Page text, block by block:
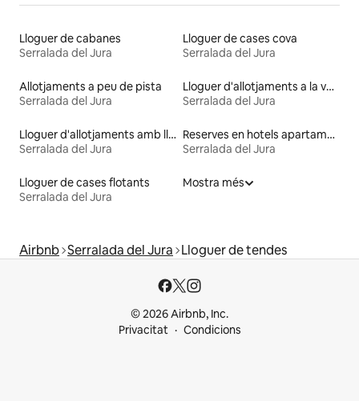
Lloguer de cabanes
Serralada del Jura
Lloguer de cases cova
Serralada del Jura
Allotjaments a peu de pista
Serralada del Jura
Lloguer d'allotjaments a la vora de l'aigua
Serralada del Jura
Lloguer d'allotjaments amb llit d'alçada accessible
Serralada del Jura
Reserves en hotels apartament
Serralada del Jura
Lloguer de cases flotants
Serralada del Jura
Mostra més
Airbnb Serralada del Jura Lloguer de tendes
© 2026 Airbnb, Inc.
Privacitat
Condicions